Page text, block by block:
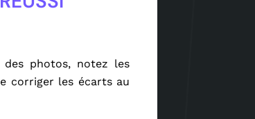
des photos, notez les
corriger les écarts au